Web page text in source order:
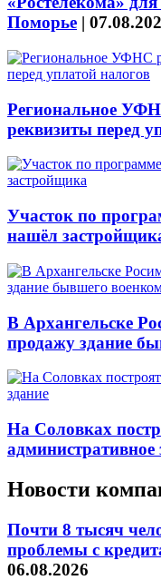
Поморье |
Региональное
реквизиты перед
Участок по
нашёл
В Архангельске
продажу здание
На Соловках
административное
Новости
Почти 8 тысяч
проблемы с
06.08.2026